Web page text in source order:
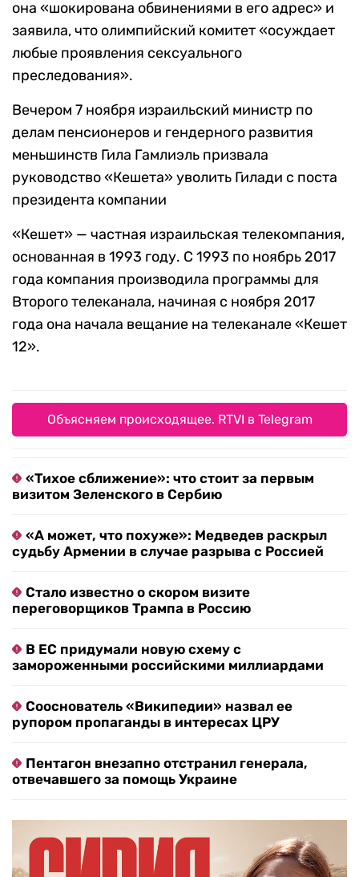
она «шокирована обвинениями в его адрес» и
заявила, что олимпийский комитет «осуждает
любые проявления сексуального
преследования».
Вечером 7 ноября израильский министр по
делам пенсионеров и гендерного развития
меньшинств Гила Гамлиэль призвала
руководство «Кешета» уволить Гилади с поста
президента компании
«Кешет» — частная израильская телекомпания,
основанная в 1993 году. С 1993 по ноябрь 2017
года компания производила программы для
Второго телеканала, начиная с ноября 2017
года она начала вещание на телеканале «Кешет
12».
Объясняем происходящее. RTVI в Telegram
«Тихое сближение»: что стоит за первым
визитом Зеленского в Сербию
«А может, что похуже»: Медведев раскрыл
судьбу Армении в случае разрыва с Россией
Стало известно о скором визите
переговорщиков Трампа в Россию
В ЕС придумали новую схему с
замороженными российскими миллиардами
Сооснователь «Википедии» назвал ее
рупором пропаганды в интересах ЦРУ
Пентагон внезапно отстранил генерала,
отвечавшего за помощь Украине